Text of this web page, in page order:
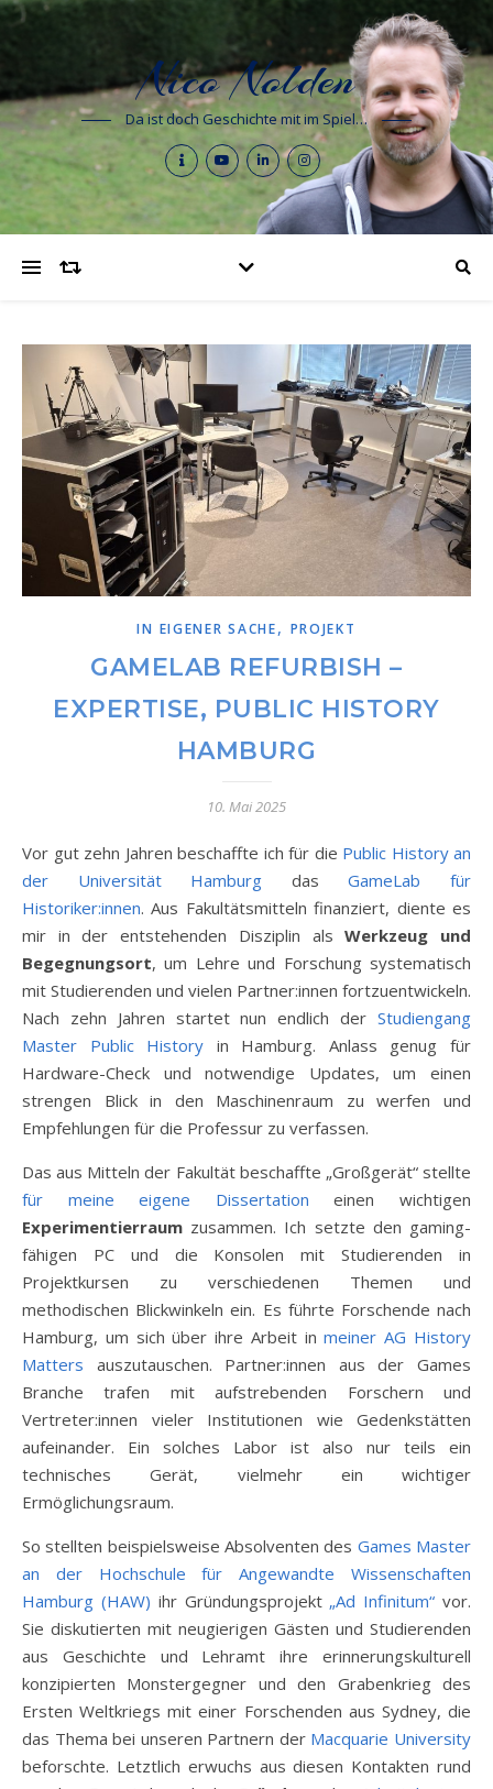
Nico Nolden
Da ist doch Geschichte mit im Spiel…
IN EIGENER SACHE, PROJEKT
GAMELAB REFURBISH –
EXPERTISE, PUBLIC HISTORY
HAMBURG
10. Mai 2025
Vor gut zehn Jahren beschaffte ich für die Public History an
der Universität Hamburg dasGameLab für
Historiker:innen. Aus Fakultätsmitteln finanziert, diente es
mir in der entstehenden Disziplin alsWerkzeug und
Begegnungsort, um Lehre und Forschung systematisch
mit Studierenden und vielen Partner:innen fortzuentwickeln.
Nach zehn Jahren startet nun endlich der Studiengang
Master Public History in Hamburg. Anlass genug für
Hardware-Check und notwendige Updates, um einen
strengen Blick in den Maschinenraum zu werfen und
Empfehlungen für die Professur zu verfassen.
Das aus Mitteln der Fakultät beschaffte „Großgerät“ stellte
für meine eigene Dissertation einen wichtigen
Experimentierraum zusammen. Ich setzte den gaming-
fähigen PC und die Konsolen mit Studierenden in
Projektkursen zu verschiedenen Themen und
methodischen Blickwinkeln ein. Es führte Forschende nach
Hamburg, um sich über ihre Arbeit inmeiner AG History
Matters auszutauschen. Partner:innen aus der Games
Branche trafen mit aufstrebenden Forschern und
Vertreter:innen vieler Institutionen wie Gedenkstätten
aufeinander. Ein solches Labor ist also nur teils ein
technisches Gerät, vielmehr ein wichtiger
Ermöglichungsraum.
So stellten beispielsweise Absolventen des Games Master
an der Hochschule für Angewandte Wissenschaften
Hamburg (HAW) ihr Gründungsprojekt „Ad Infinitum“ vor.
Sie diskutierten mit neugierigen Gästen und Studierenden
aus Geschichte und Lehramt ihre erinnerungskulturell
konzipierten Monstergegner und den Grabenkrieg des
Ersten Weltkriegs mit einer Forschenden aus Sydney, die
das Thema bei unseren Partnern der Macquarie University
beforschte. Letztlich erwuchs aus diesen Kontakten rund